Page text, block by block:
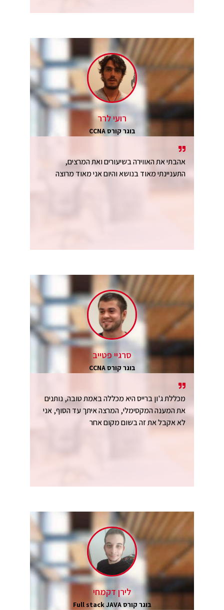
רועי לרר
בוגר קורס CCNA
אהבתי את האווירה בשיעורים ואת המרצים,
התעניינתי מאוד בנושא והיום אני מאוד מרוצה
סרגיי פטייב
בוגר קורס CCNA
מכללת ג'ון ברייס היא מכללה באמת טובה, נותנים
את המענה המקסימלי, המרצה איתך עד הסוף, אני
לא אקבל את זה בשום מקום אחר
לירן דקמחי
בוגר קורס Full stack JAVA